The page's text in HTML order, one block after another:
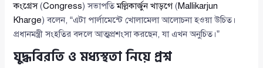
কংগ্রেস(Congress) সভাপতিমল্লিকার্জুন খাড়গে(Mallikarjun
Kharge) বলেন, “এটা পার্লামেন্টে খোলামেলা আলোচনা হওয়া উচিত।
প্রধানমন্ত্রী সংহতির বদলে আত্মপ্রশংসা করছেন, যা এখন অনুচিত।”
যুদ্ধবিরতি ও মধ্যস্থতা নিয়ে প্রশ্ন